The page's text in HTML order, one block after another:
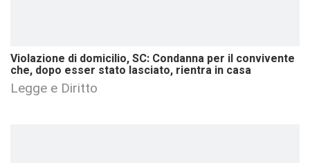
Violazione di domicilio, SC: Condanna per il convivente
che, dopo esser stato lasciato, rientra in casa
Legge e Diritto